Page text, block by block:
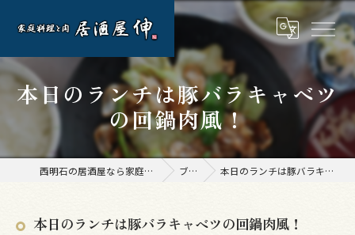
本日のランチは豚バラキャベツ
の回鍋肉風！
西明石の居酒屋なら家庭料理と肉 居酒屋 伸 ブログ 本日のランチは豚バラキャベツの回鍋肉風！
本日のランチは豚バラキャベツの回鍋肉風！